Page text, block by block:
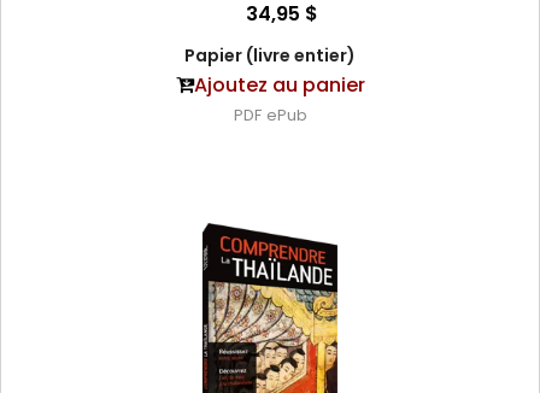
34,95 $
Papier (livre entier)
Ajoutez au panier
PDF ePub